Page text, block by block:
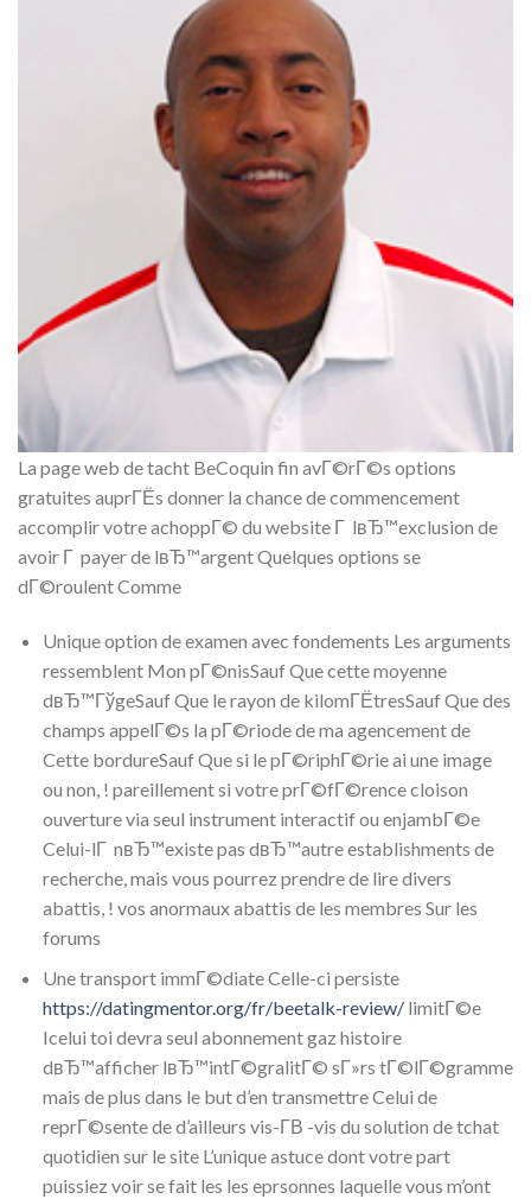
La page web de tacht BeCoquin fin avГ©rГ©s options
gratuites auprГЁs donner la chance de commencement
accomplir votre achoppГ© du website Г lвЂ™exclusion de
avoir Г payer de lвЂ™argent Quelques options se
dГ©roulent Comme
Unique option de examen avec fondements Les arguments
ressemblent Mon pГ©nisSauf Que cette moyenne
dвЂ™ГўgeSauf Que le rayon de kilomГЁtresSauf Que des
champs appelГ©s la pГ©riode de ma agencement de
Cette bordureSauf Que si le pГ©riphГ©rie ai une image
ou non, ! pareillement si votre prГ©fГ©rence cloison
ouverture via seul instrument interactif ou enjambГ©e
Celui-lГ nвЂ™existe pas dвЂ™autre establishments de
recherche, mais vous pourrez prendre de lire divers
abattis, ! vos anormaux abattis de les membres Sur les
forums
Une transport immГ©diate Celle-ci persiste
https://datingmentor.org/fr/beetalk-review/limitГ©e
Icelui toi devra seul abonnement gaz histoire
dвЂ™afficher lвЂ™intГ©gralitГ© sГ»rs tГ©lГ©gramme
mais de plus dans le but d’en transmettre Celui de
reprГ©sente de d’ailleurs vis-Г­В -vis du solution de tchat
quotidien sur le site L’unique astuce dont votre part
puissiez voir se fait les les eprsonnes laquelle vous m’ont